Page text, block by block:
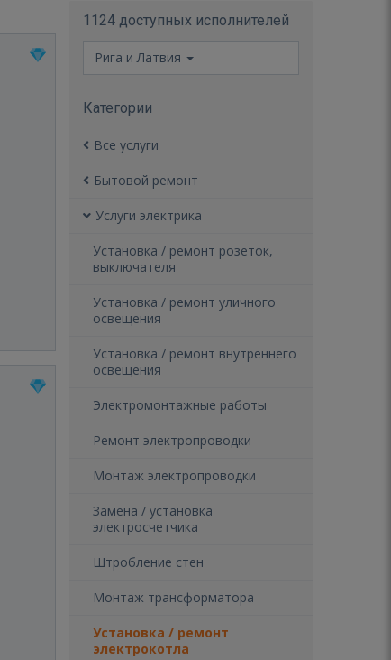
1124 доступных исполнителей
Рига и Латвия
Категории
Все услуги
Бытовой ремонт
Услуги электрика
Установка / ремонт розеток,
выключателя
Установка / ремонт уличного
освещения
Установка / ремонт внутреннего
освещения
Электромонтажные работы
Ремонт электропроводки
Монтаж электропроводки
Замена / установка
электросчетчика
Штробление стен
Монтаж трансформатора
Установка / ремонт
электрокотла